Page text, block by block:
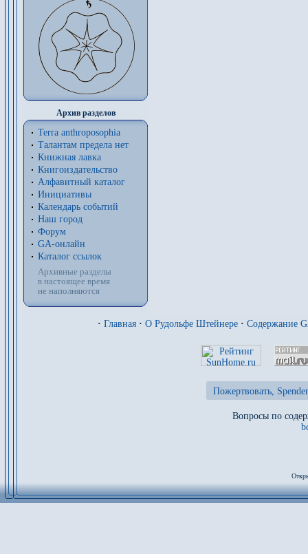
Архив разделов
Terra anthroposophia
Талантам предела нет
Книжная лавка
Книгоиздательство
Алфавитный каталог
Инициативы
Календарь событий
Наш город
Форум
GA-онлайн
Каталог ссылок
Архивные разделы
в настоящее время
не наполняются
· Главная · О Рудольфе Штейнере · Содержание
Пожертвовать,
Вопросы по